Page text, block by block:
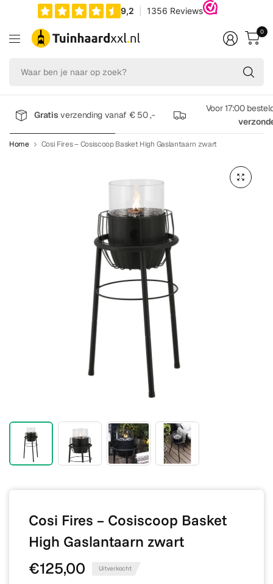
op
0
Gratisverzending vanaf € 50 ,-
Voor 17:00
Home Cosi Fires – Cosiscoop Basket High Gaslantaarn zwart
Cosi Fires – Cosiscoop Basket
High Gaslantaarn zwart
€125,00 Uitverkocht